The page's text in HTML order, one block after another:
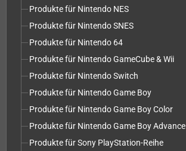
Produkte für Nintendo NES
Produkte für Nintendo SNES
Produkte für Nintendo 64
Produkte für Nintendo GameCube & Wii
Produkte für Nintendo Switch
Produkte für Nintendo Game Boy
Produkte für Nintendo Game Boy Color
Produkte für Nintendo Game Boy Advance
Produkte für Sony PlayStation-Reihe